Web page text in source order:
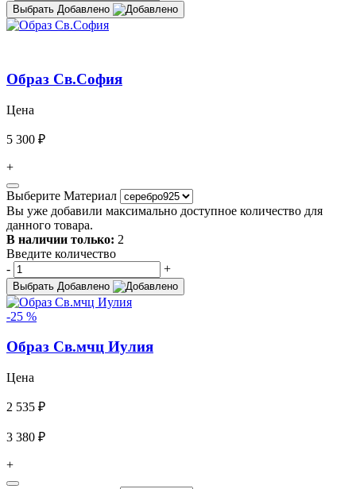
Выбрать Добавлено
Образ Св.София
Цена
5 300 ₽
+
Выберите Материал
Вы уже добавили максимально доступное количество для
данного товара.
В наличии только: 2
Введите количество
-
+
Выбрать Добавлено
-25 %
Образ Св.мчц Иулия
Цена
2 535 ₽
3 380 ₽
+